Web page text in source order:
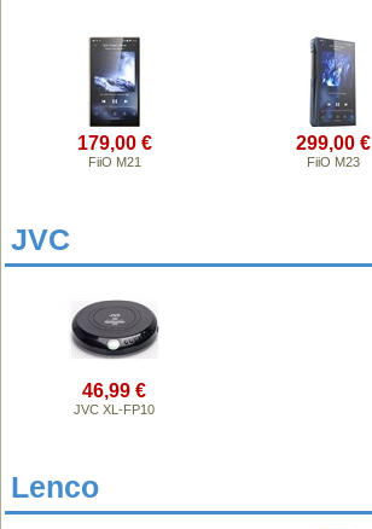
179,00 €
FiiO M21
299,00 €
FiiO M23
JVC
46,99 €
JVC XL-FP10
Lenco